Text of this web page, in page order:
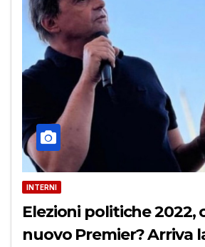
INTERNI
Elezioni politiche 2022,
nuovo Premier? Arriva